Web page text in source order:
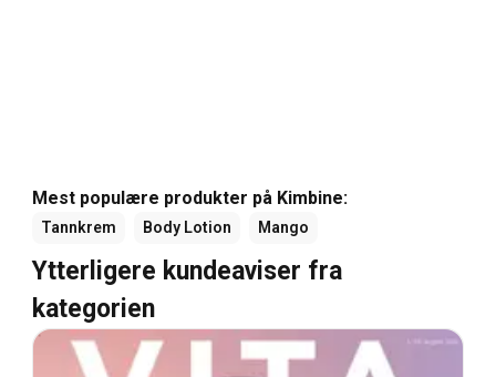
Mest populære produkter på Kimbine:
Tannkrem Body Lotion Mango
Ytterligere kundeaviser fra
kategorien